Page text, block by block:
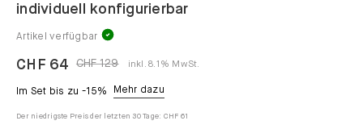
individuell konfigurierbar
Artikel verfügbar
CHF 129
CHF 64 inkl. 8.1% MwSt.
Im Set bis zu -15% Mehr dazu
Der niedrigste Preis der letzten 30 Tage: CHF 61